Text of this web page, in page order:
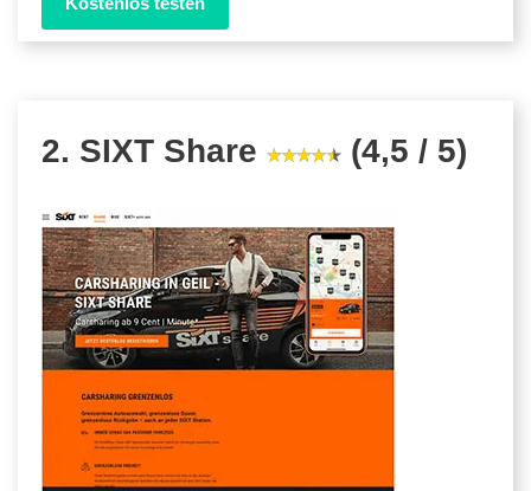
2. SIXT Share (4,5 / 5)